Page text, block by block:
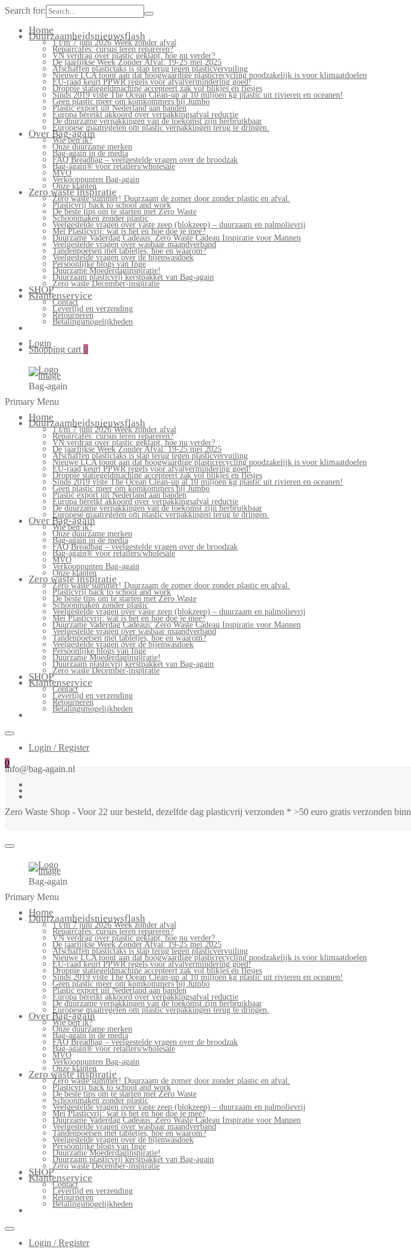
Search for:
Home
Duurzaamheidsnieuwsflash
1 t/m 7 juni 2026 Week zonder afval
Repaircafés: cursus leren repareren?
VN verdrag over plastic geklapt, hoe nu verder?
De jaarlijkse Week Zonder Afval: 19-25 mei 2025
Afschaffen plastictaks is stap terug tegen plasticvervuiling
Nieuwe LCA toont aan dat hoogwaardige plasticrecycling noodzakelijk is voor klimaatdoelen
EU-raad keurt PPWR regels voor afvalvermindering goed!
Droppie statiegeldmachine accepteert zak vol blikjes en flesjes
Sinds 2019 viste The Ocean Clean-up al 10 miljoen kg plastic uit rivieren en oceanen!
Geen plastic meer om komkommers bij Jumbo
Plastic export uit Nederland aan banden
Europa bereikt akkoord over verpakkingsafval reductie
De duurzame verpakkingen van de toekomst zijn herbruikbaar
Europese maatregelen om plastic verpakkingen terug te dringen.
Over Bag-again
Wie ben ik?
Onze duurzame merken
Bag-again in de media
FAQ Breadbag – veelgestelde vragen over de broodzak
Bag-again® voor retailers/wholesale
MVO
Verkooppunten Bag-again
Onze klanten
Zero waste inspiratie
Zero waste summer! Duurzaam de zomer door zonder plastic en afval.
Plasticvrij back to school and work
De beste tips om te starten met Zero Waste
Schoonmaken zonder plastic
Veelgestelde vragen over vaste zeep (blokzeep) – duurzaam en palmolievrij
Mei Plasticvrij: wat is het en hoe doe je mee?
Duurzame Vaderdag Cadeaus: Zero Waste Cadeau Inspiratie voor Mannen
Veelgestelde vragen over wasbaar maandverband
Tandenpoetsen met tabletjes, hoe en waarom?
Veelgestelde vragen over de bijenwasdoek
Persoonlijke blogs van Inge
Duurzame Moederdaginspiratie!
Duurzaam plasticvrij kerstpakket van Bag-again
Zero waste December-inspiratie
SHOP
Klantenservice
Contact
Levertijd en verzending
Retourneren
Betalingsmogelijkheden
Login
Shopping cart 0
Bag-again
Primary Menu
Home
Duurzaamheidsnieuwsflash
1 t/m 7 juni 2026 Week zonder afval
Repaircafés: cursus leren repareren?
VN verdrag over plastic geklapt, hoe nu verder?
De jaarlijkse Week Zonder Afval: 19-25 mei 2025
Afschaffen plastictaks is stap terug tegen plasticvervuiling
Nieuwe LCA toont aan dat hoogwaardige plasticrecycling noodzakelijk is voor klimaatdoelen
EU-raad keurt PPWR regels voor afvalvermindering goed!
Droppie statiegeldmachine accepteert zak vol blikjes en flesjes
Sinds 2019 viste The Ocean Clean-up al 10 miljoen kg plastic uit rivieren en oceanen!
Geen plastic meer om komkommers bij Jumbo
Plastic export uit Nederland aan banden
Europa bereikt akkoord over verpakkingsafval reductie
De duurzame verpakkingen van de toekomst zijn herbruikbaar
Europese maatregelen om plastic verpakkingen terug te dringen.
Over Bag-again
Wie ben ik?
Onze duurzame merken
Bag-again in de media
FAQ Breadbag – veelgestelde vragen over de broodzak
Bag-again® voor retailers/wholesale
MVO
Verkooppunten Bag-again
Onze klanten
Zero waste inspiratie
Zero waste summer! Duurzaam de zomer door zonder plastic en afval.
Plasticvrij back to school and work
De beste tips om te starten met Zero Waste
Schoonmaken zonder plastic
Veelgestelde vragen over vaste zeep (blokzeep) – duurzaam en palmolievrij
Mei Plasticvrij: wat is het en hoe doe je mee?
Duurzame Vaderdag Cadeaus: Zero Waste Cadeau Inspiratie voor Mannen
Veelgestelde vragen over wasbaar maandverband
Tandenpoetsen met tabletjes, hoe en waarom?
Veelgestelde vragen over de bijenwasdoek
Persoonlijke blogs van Inge
Duurzame Moederdaginspiratie!
Duurzaam plasticvrij kerstpakket van Bag-again
Zero waste December-inspiratie
SHOP
Klantenservice
Contact
Levertijd en verzending
Retourneren
Betalingsmogelijkheden
Login / Register
0
info@bag-again.nl
Zero Waste Shop - Voor 22 uur besteld, dezelfde dag plasticvrij verzonden * >50 euro gratis verzonden
Bag-again
Primary Menu
Home
Duurzaamheidsnieuwsflash
1 t/m 7 juni 2026 Week zonder afval
Repaircafés: cursus leren repareren?
VN verdrag over plastic geklapt, hoe nu verder?
De jaarlijkse Week Zonder Afval: 19-25 mei 2025
Afschaffen plastictaks is stap terug tegen plasticvervuiling
Nieuwe LCA toont aan dat hoogwaardige plasticrecycling noodzakelijk is voor klimaatdoelen
EU-raad keurt PPWR regels voor afvalvermindering goed!
Droppie statiegeldmachine accepteert zak vol blikjes en flesjes
Sinds 2019 viste The Ocean Clean-up al 10 miljoen kg plastic uit rivieren en oceanen!
Geen plastic meer om komkommers bij Jumbo
Plastic export uit Nederland aan banden
Europa bereikt akkoord over verpakkingsafval reductie
De duurzame verpakkingen van de toekomst zijn herbruikbaar
Europese maatregelen om plastic verpakkingen terug te dringen.
Over Bag-again
Wie ben ik?
Onze duurzame merken
Bag-again in de media
FAQ Breadbag – veelgestelde vragen over de broodzak
Bag-again® voor retailers/wholesale
MVO
Verkooppunten Bag-again
Onze klanten
Zero waste inspiratie
Zero waste summer! Duurzaam de zomer door zonder plastic en afval.
Plasticvrij back to school and work
De beste tips om te starten met Zero Waste
Schoonmaken zonder plastic
Veelgestelde vragen over vaste zeep (blokzeep) – duurzaam en palmolievrij
Mei Plasticvrij: wat is het en hoe doe je mee?
Duurzame Vaderdag Cadeaus: Zero Waste Cadeau Inspiratie voor Mannen
Veelgestelde vragen over wasbaar maandverband
Tandenpoetsen met tabletjes, hoe en waarom?
Veelgestelde vragen over de bijenwasdoek
Persoonlijke blogs van Inge
Duurzame Moederdaginspiratie!
Duurzaam plasticvrij kerstpakket van Bag-again
Zero waste December-inspiratie
SHOP
Klantenservice
Contact
Levertijd en verzending
Retourneren
Betalingsmogelijkheden
Login / Register